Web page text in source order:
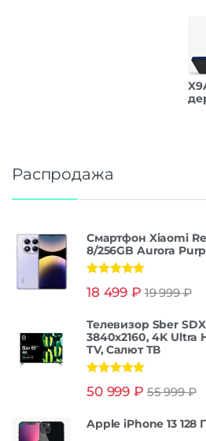
Распродажа
Смартфон Xiaomi
8/256GB Aurora
из 5
18 499 ₽ 19 999₽
Телевизор Sber
3840x2160, 4K Ultra
TV, Салют ТВ
из 5
50 999 ₽ 55 999₽
Apple iPhone 13 128